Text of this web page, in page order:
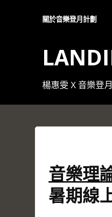
關於音樂登月計劃
楊惠雯 X 音樂登
音樂理
暑期線